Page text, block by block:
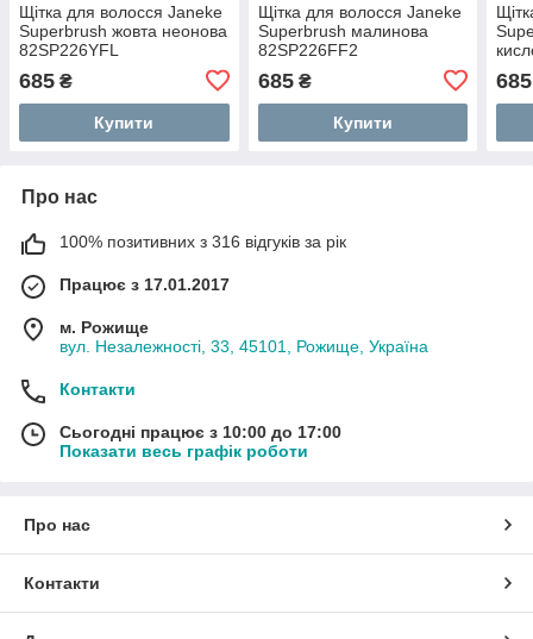
Щітка для волосся Janeke
Superbrush жовта неонова
82SP226YFL
685 ₴
Купити
Щітка для волосся Janeke
Superbrush малинова
82SP226FF2
685₴
Купити
685
Про нас
100% позитивних з 316 відгуків за рік
Працює з 17.01.2017
м. Рожище
вул. Незалежності, 33, 45101, Рожище, Україна
Контакти
Сьогодні працює з 10:00 до 17:00
Показати весь графік роботи
Про нас
Контакти